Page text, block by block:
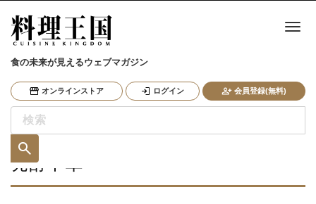
食の未来が見えるウェブマガジン
オンラインストア ログイン 会員登録(無料)
ナ
発酵中華